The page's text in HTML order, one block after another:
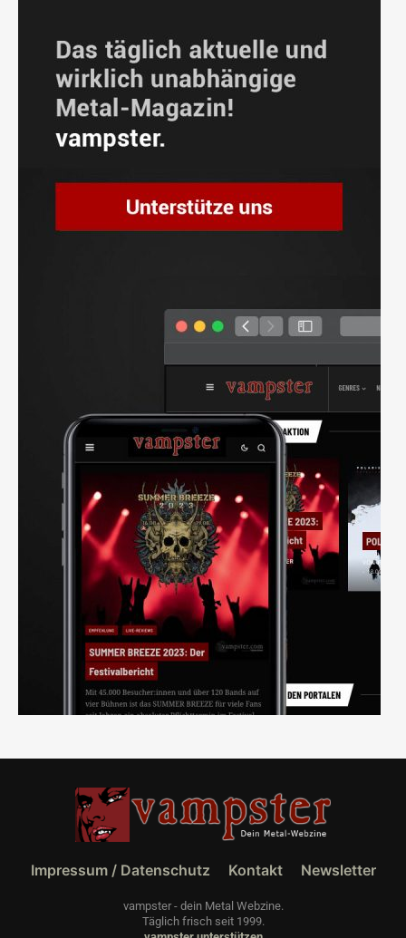
Impressum / Datenschutz Kontakt Newsletter
vampster - dein Metal Webzine.
Täglich frisch seit 1999.